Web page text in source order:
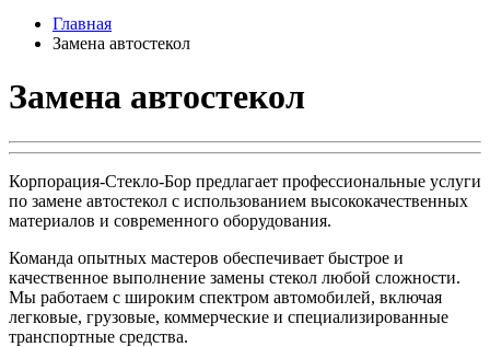
Главная
Замена автостекол
Замена автостекол
Корпорация-Стекло-Бор предлагает профессиональные услуги
по замене автостекол с использованием высококачественных
материалов и современного оборудования.
Команда опытных мастеров обеспечивает быстрое и
качественное выполнение замены стекол любой сложности.
Мы работаем с широким спектром автомобилей, включая
легковые, грузовые, коммерческие и специализированные
транспортные средства.